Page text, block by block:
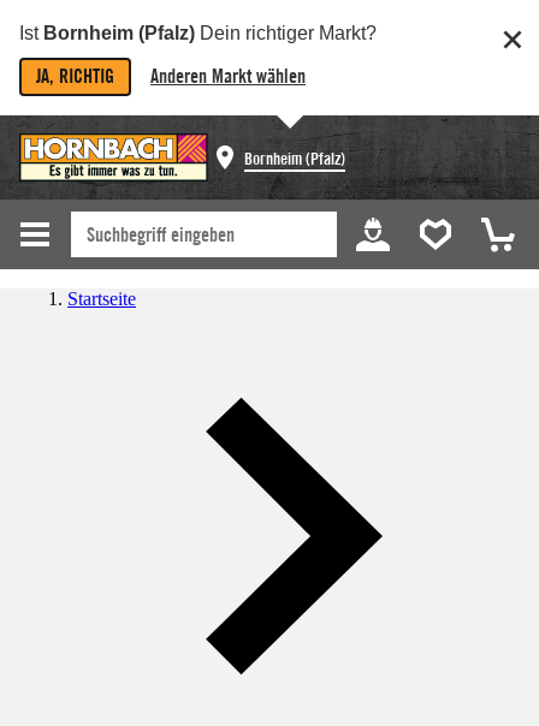
Ist Bornheim (Pfalz) Dein richtiger Markt?
JA, RICHTIG Anderen Markt wählen
Bornheim (Pfalz)
Startseite